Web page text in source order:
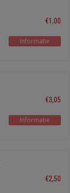
€1,00
Informatie
€3,05
Informatie
€2,50